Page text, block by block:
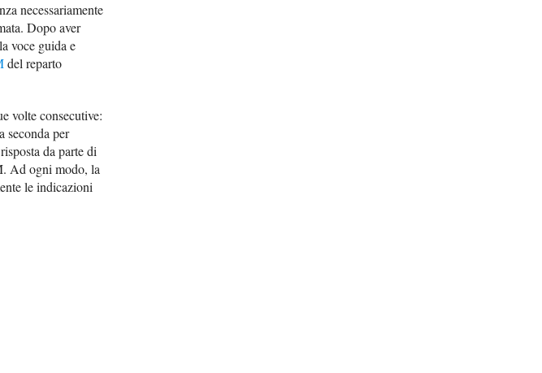
necessariamente
Dopo aver
voce guida e
del reparto
volte consecutive:
seconda per
da parte di
Ad ogni modo, la
le indicazioni